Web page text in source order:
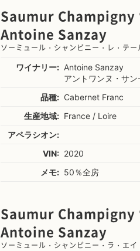
Saumur Champigny
Antoine Sanzay
ソーミュール・シャンピニー・レ・テ
ワイナリー: Antoine Sanzay
アントワンヌ・サン
品種: Cabernet Franc
生産地域: France / Loire
アペラシオン:
VIN: 2020
メモ: 50％全房
Saumur
Antoine Sanzay
ソーミュール・シャンピニー・ラ・エ